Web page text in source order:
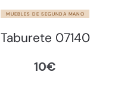
MUEBLES DE SEGUNDA MANO
Taburete 07140
10€